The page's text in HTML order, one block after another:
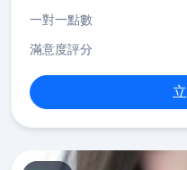
一對一點數
滿意度評分